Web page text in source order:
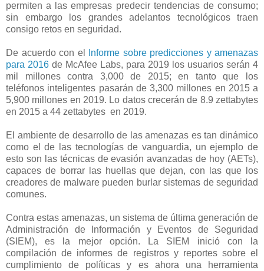
permiten a las empresas predecir tendencias de consumo;
sin embargo los grandes adelantos tecnológicos traen
consigo retos en seguridad.
De acuerdo con el
Informe sobre predicciones y amenazas
para 2016 de McAfee Labs, para 2019 los usuarios serán 4
mil millones contra 3,000 de 2015; en tanto que los
teléfonos inteligentes pasarán de 3,300 millones en 2015 a
5,900 millones en 2019. Lo datos crecerán de 8.9 zettabytes
en 2015 a 44 zettabytes en 2019.
El ambiente de desarrollo de las amenazas es tan dinámico
como el de las tecnologías de vanguardia, un ejemplo de
esto son las técnicas de evasión avanzadas de hoy (AETs),
capaces de borrar las huellas que dejan, con las que los
creadores de malware pueden burlar sistemas de seguridad
comunes.
Contra estas amenazas, un sistema de última generación de
Administración de Información y Eventos de Seguridad
(SIEM), es la mejor opción. La SIEM inició con la
compilación de informes de registros y reportes sobre el
cumplimiento de políticas y es ahora una herramienta